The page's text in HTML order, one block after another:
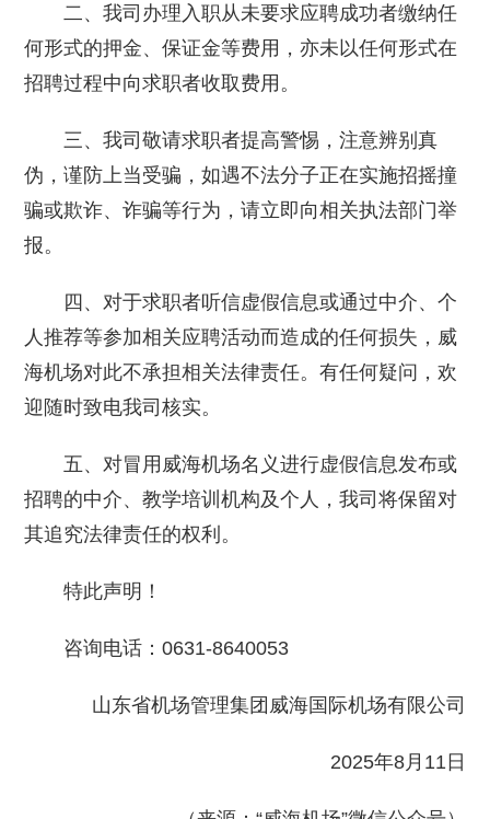
二、我司办理入职从未要求应聘成功者缴纳任
何形式的押金、保证金等费用，亦未以任何形式在
招聘过程中向求职者收取费用。
三、我司敬请求职者提高警惕，注意辨别真
伪，谨防上当受骗，如遇不法分子正在实施招摇撞
骗或欺诈、诈骗等行为，请立即向相关执法部门举
报。
四、对于求职者听信虚假信息或通过中介、个
人推荐等参加相关应聘活动而造成的任何损失，威
海机场对此不承担相关法律责任。有任何疑问，欢
迎随时致电我司核实。
五、对冒用威海机场名义进行虚假信息发布或
招聘的中介、教学培训机构及个人，我司将保留对
其追究法律责任的权利。
特此声明！
咨询电话：0631-8640053
山东省机场管理集团威海国际机场有限公司
2025年8月11日